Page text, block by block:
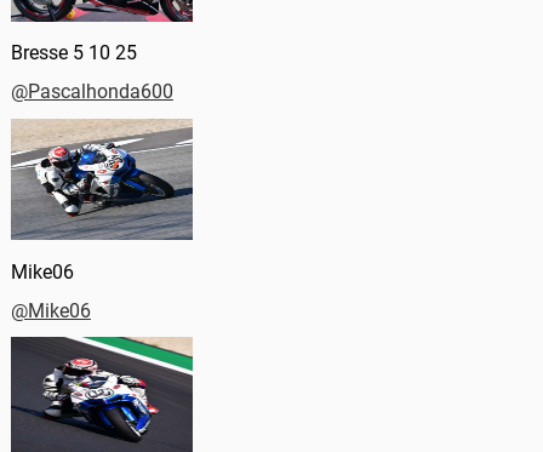
Bresse 5 10 25
@Pascalhonda600
Mike06
@Mike06